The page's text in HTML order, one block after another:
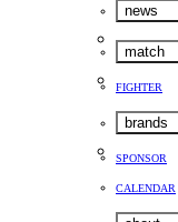
news
match
FIGHTER
brands
SPONSOR
CALENDAR